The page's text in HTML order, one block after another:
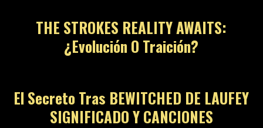
THE STROKES REALITY AWAITS:
¿Evolución O Traición?
El Secreto Tras BEWITCHED DE LAUFEY
SIGNIFICADO Y CANCIONES